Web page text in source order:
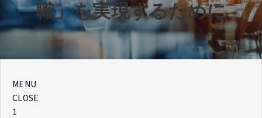
職」を実現するために
MENU
CLOSE
1